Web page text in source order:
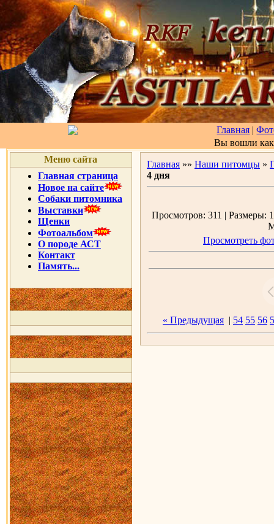
Главная |
Вы вошли
Меню сайта
Главная страница
Новое на сайте
Собаки питомника
Выставки
Щенки
Фотоальбом
О породе АСТ
Контакт
Память...
Главная »» Наши питомцы »
4 дня
Просмотров: 311 | Размеры:
Просмотреть
« Предыдущая | 54 55 56